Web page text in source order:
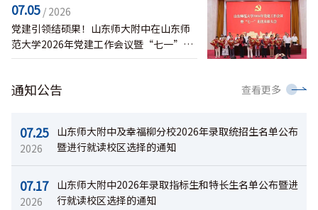
07.05 / 2026
党建引领结硕果！山东师大附中在山东师
范大学2026年党建工作会议暨“七一”先
优表彰大会上获多项荣誉
通知公告 查看更多
07.25
2026
山东师大附中及幸福柳分校2026年录取统招生名单公布
暨进行就读校区选择的通知
07.17
2026
山东师大附中2026年录取指标生和特长生名单公布暨进
行就读校区选择的通知